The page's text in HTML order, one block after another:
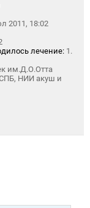
2011, 18:02
лечение: 1.
им.Д.О.Отта
НИИ акуш и